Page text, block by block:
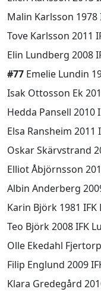
Malin Karlsson
Tove Karlsson 2011
Elin Lundberg 2008
#77 Emelie Lundin
Isak Ottosson Ek
Hedda Pansell 2010
Elsa Ransheim 2011
Oskar Skärvstrand
Elliot Åbjörnsson
Albin Anderberg
Karin Björk 1981 IFK
Teo Björk 2008 IFK
Olle Ekedahl
Filip Englund 2009
Klara Gredegård